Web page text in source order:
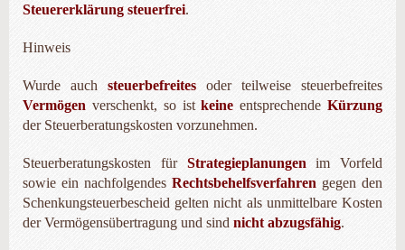
Steuererklärung steuerfrei.
Hinweis
Wurde auch steuerbefreites oder teilweise steuerbefreites
Vermögen verschenkt, so istkeine entsprechendeKürzung
der Steuerberatungskosten vorzunehmen.
Steuerberatungskosten für Strategieplanungen im Vorfeld
sowie ein nachfolgendes Rechtsbehelfsverfahren gegen den
Schenkungsteuerbescheid gelten nicht als unmittelbare Kosten
der Vermögensübertragung und sind nicht abzugsfähig.